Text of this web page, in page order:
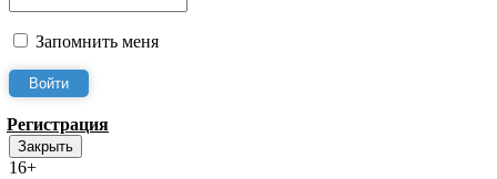
Запомнить меня
Регистрация
Закрыть
16+